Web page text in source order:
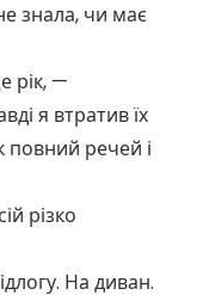
знала, чи має
рік, —
я втратив їх
повний речей і
різко
На диван.